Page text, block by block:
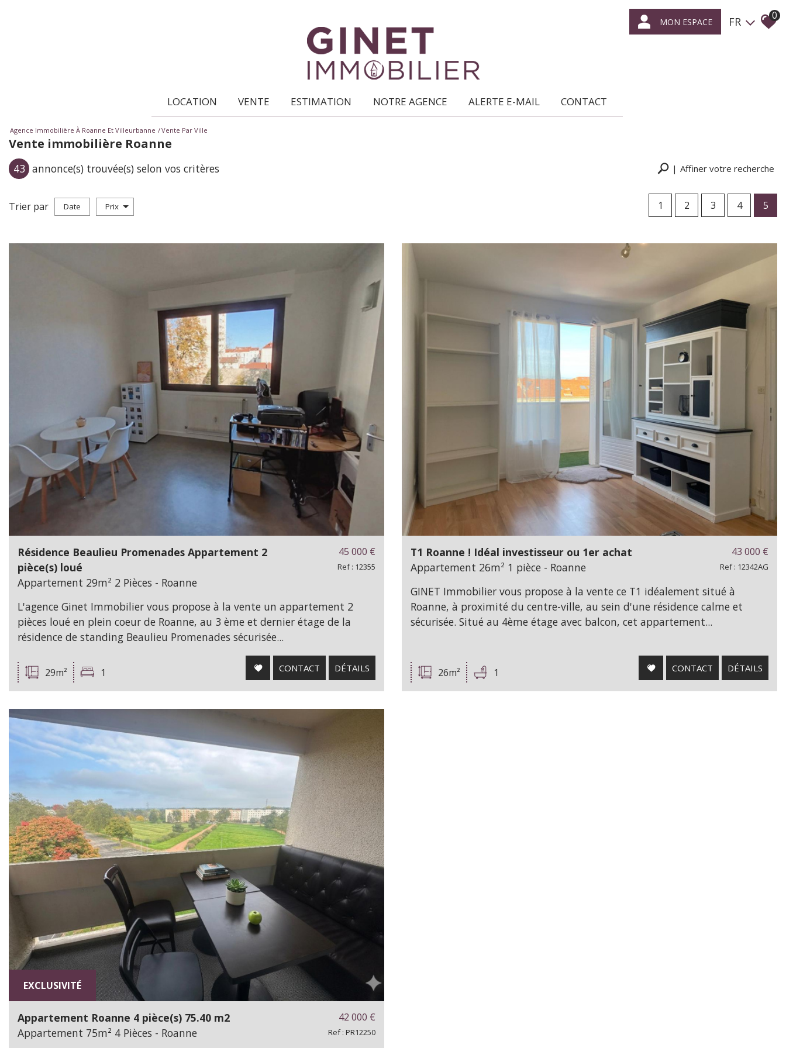
MON ESPACE FR 0
LOCATION VENTE ESTIMATION NOTRE AGENCE ALERTE E-MAIL CONTACT
Agence Immobilière À Roanne Et Villeurbanne Vente Par Ville
Vente immobilière Roanne
43 annonce(s) trouvée(s) selon vos critères Affiner votre recherche
Vente RECHERCHER
5KM 10KM 25KM
Trier par Date Prix 1 2 3 4 5
Résidence Beaulieu Promenades Appartement 2
pièce(s) loué
Appartement 29m² 2 Pièces - Roanne
45 000 €
Ref : 12355
L'agence Ginet Immobilier vous propose à la vente un appartement 2
pièces loué en plein coeur de Roanne, au 3 ème et dernier étage de la
résidence de standing Beaulieu Promenades sécurisée...
29m² 1 CONTACT DÉTAILS
T1 Roanne ! Idéal investisseur ou 1er achat
Appartement 26m² 1 pièce - Roanne
43 000 €
Ref : 12342AG
GINET Immobilier vous propose à la vente ce T1 idéalement situé à
Roanne, à proximité du centre-ville, au sein d'une résidence calme et
sécurisée. Situé au 4ème étage avec balcon, cet appartement...
26m² 1 CONTACT DÉTAILS
EXCLUSIVITÉ
Appartement Roanne 4 pièce(s) 75.40 m2
Appartement 75m² 4 Pièces - Roanne
42 000 €
Ref : PR12250